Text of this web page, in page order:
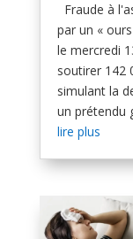
Fraude à
par un «
le mercredi
soutirer 142
simulant la
un prétendu
lire plus